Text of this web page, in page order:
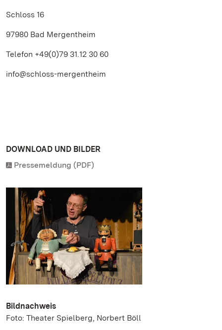
Schloss 16
97980 Bad Mergentheim
Telefon +49(0)79 31.12 30 60
info@schloss-mergentheim
DOWNLOAD UND BILDER
Pressemeldung (PDF)
Bildnachweis
Foto: Theater Spielberg, Norbert Böll